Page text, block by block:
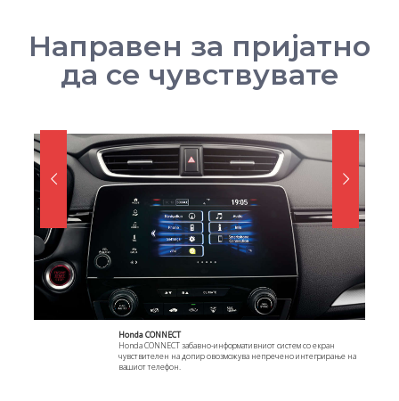
Направен за пријатно
да се чувствувате
Honda CONNECT
Honda CONNECT забавно-информативниот систем со екран
чувствителен на допир овозможува непречено интегрирање на
вашиот телефон.